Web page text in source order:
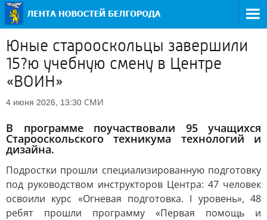
Юные старооскольцы завершили
15?ю учебную смену в Центре
«ВОИН»
4 июня 2026, 13:30 СМИ
В программе поучаствовали 95 учащихся
Старооскольского техникума технологий и
дизайна.
Подростки прошли специализированную подготовку
под руководством инструкторов Центра: 47 человек
освоили курс «Огневая подготовка. I уровень», 48
ребят прошли программу «Первая помощь и